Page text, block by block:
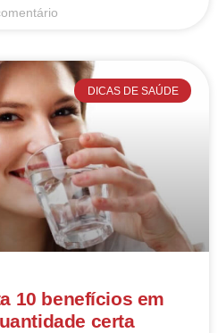
DICAS DE SAÚDE
10 benefícios em
certa